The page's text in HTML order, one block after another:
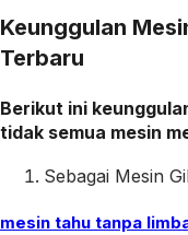
Keunggulan
Terbaru
Berikut ini
tidak semua mesin
Sebagai Mesin
mesin tahu tanpa